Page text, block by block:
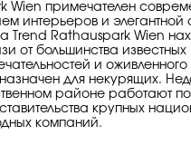
Wien примечателен
интерьеров и элегантной
Trend Rathauspark Wien
от большинства известных
и
для некурящих.
районе работают
крупных
компаний.